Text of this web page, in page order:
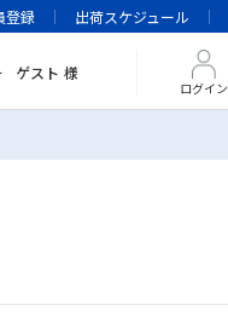
登録 出荷スケジュール
ゲスト 様
ログイン